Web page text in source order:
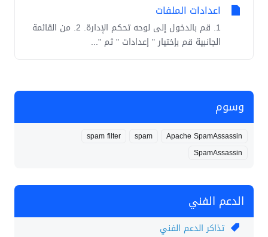
وسوم
Apache SpamAssassin
spam
spam filter
SpamAssassin
الدعم الفني
تذاكر الدعم الفني
اعدادات الملفات
1. قم بالدخول إلى لوحه تحكم الإدارة. 2. من القائمة
الجانبية قم بإختيار " إعدادات " ثم "...